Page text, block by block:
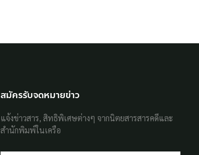
สมัครรับจดหมายข่าว
แจ้งข่าวสาร, สิทธิพิเศษต่างๆ จากนิตยสารสารคดีและ
สำนักพิมพ์ในเครือ